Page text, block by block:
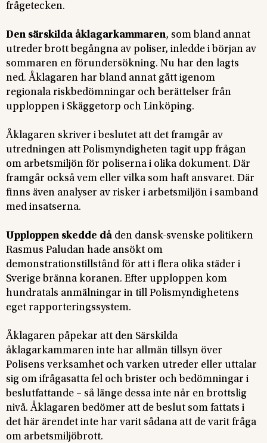
frågetecken.
Den särskilda åklagarkammaren, som bland annat
utreder brott begångna av poliser, inledde i början av
sommaren en förundersökning. Nu har den lagts
ned. Åklagaren har bland annat gått igenom
regionala riskbedömningar och berättelser från
upploppen i Skäggetorp och Linköping.
Åklagaren skriver i beslutet att det framgår av
utredningen att Polismyndigheten tagit upp frågan
om arbetsmiljön för poliserna i olika dokument. Där
framgår också vem eller vilka som haft ansvaret. Där
finns även analyser av risker i arbetsmiljön i samband
med insatserna.
Upploppen skedde då den dansk-svenske politikern
Rasmus Paludan hade ansökt om
demonstrationstillstånd för att i flera olika städer i
Sverige bränna koranen. Efter upploppen kom
hundratals anmälningar in till Polismyndighetens
eget rapporteringssystem.
Åklagaren påpekar att den Särskilda
åklagarkammaren inte har allmän tillsyn över
Polisens verksamhet och varken utreder eller uttalar
sig om ifrågasatta fel och brister och bedömningar i
beslutfattande – så länge dessa inte når en brottslig
nivå. Åklagaren bedömer att de beslut som fattats i
det här ärendet inte har varit sådana att de varit fråga
om arbetsmiljöbrott.